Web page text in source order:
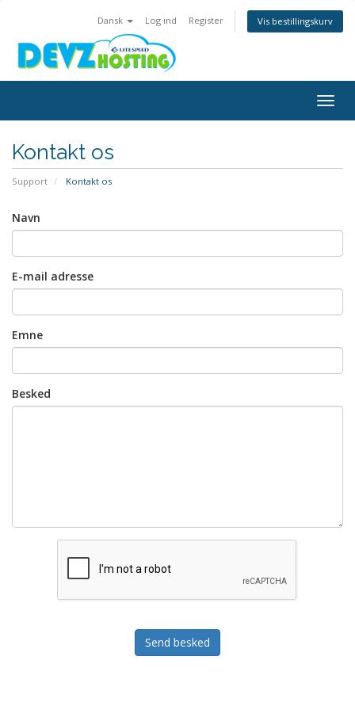
Dansk Log ind Register Vis bestillingskurv
Kontakt os
Support Kontakt os
Navn
E-mail adresse
Emne
Besked
Send besked